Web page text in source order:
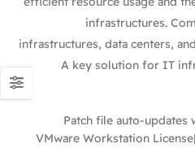
infrastructures.
infrastructures, data centers,
A key solution for IT
Patch file auto-updates
VMware Workstation